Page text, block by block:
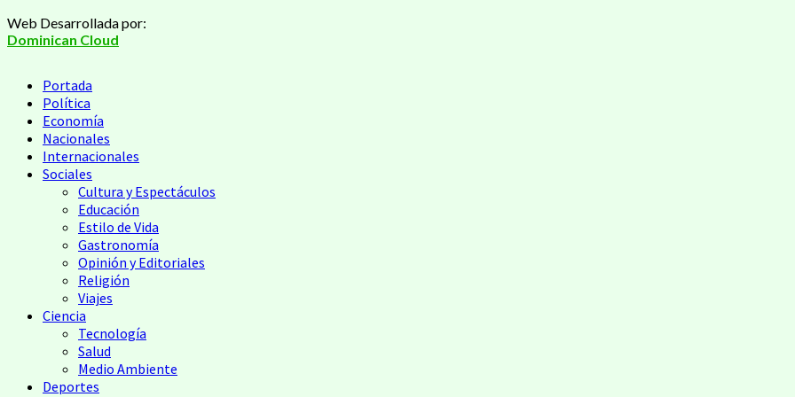
Saltar
al
Web Desarrollada por:
Dominican Cloud
Menú
principal
Portada
Política
Economía
Nacionales
Internacionales
Sociales
Cultura y Espectáculos
Educación
Estilo de Vida
Gastronomía
Opinión y Editoriales
Religión
Viajes
Ciencia
Tecnología
Salud
Medio Ambiente
Deportes